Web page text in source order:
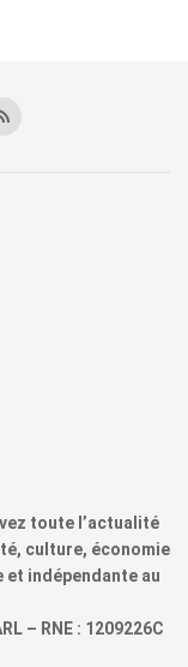
toute l’actualité
culture, économie
et indépendante au
– RNE : 1209226C